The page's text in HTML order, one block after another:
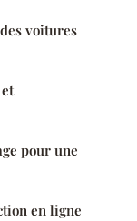
voitures
pour une
en ligne